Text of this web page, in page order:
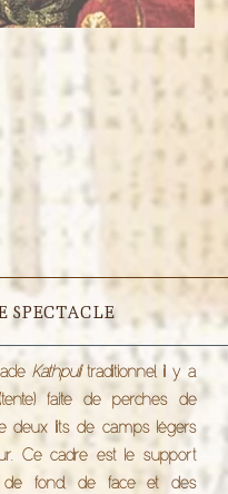
SPECTACLE
Kathpulitraditionnel, il y a
faite de perches de
deux lits de camps légers
Ce cadre est le support
de fond, de face et des